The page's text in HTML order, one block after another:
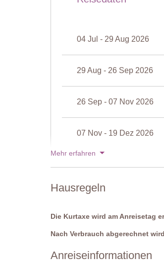
Stühle, Sofa
Angrenzendes Badezimmer
Dusche, Bidet, Waschbecken, WC
: 5 Meter
Geöffnet: Mai bis September
Ausstattung: Sonnenliegen und
Reinigung: Chlor
04 Jul - 29 Aug 2026
29 Aug - 26 Sep 2026
26 Sep - 07 Nov 2026
07 Nov - 19 Dez 2026
Preise für 2027
Mehr erfahren
Hausregeln
Die Kurtaxe wird am Anreisetag
Nach Verbrauch abgerechnet
Anreiseinformationen